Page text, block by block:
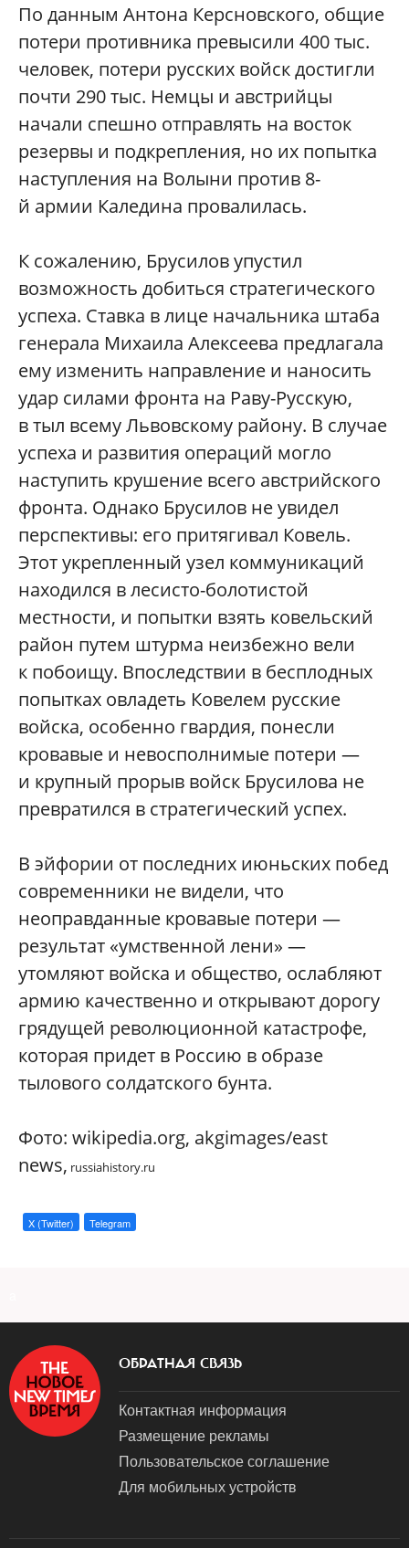
По данным Антона Керсновского, общие
потери противника превысили 400 тыс.
человек, потери русских войск достигли
почти 290 тыс. Немцы и австрийцы
начали спешно отправлять на восток
резервы и подкрепления, но их попытка
наступления на Волыни против 8-
й армии Каледина провалилась.
К сожалению, Брусилов упустил
возможность добиться стратегического
успеха. Ставка в лице начальника штаба
генерала Михаила Алексеева предлагала
ему изменить направление и наносить
удар силами фронта на Раву-Русскую,
в тыл всему Львовскому району. В случае
успеха и развития операций могло
наступить крушение всего австрийского
фронта. Однако Брусилов не увидел
перспективы: его притягивал Ковель.
Этот укрепленный узел коммуникаций
находился в лесисто-болотистой
местности, и попытки взять ковельский
район путем штурма неизбежно вели
к побоищу. Впоследствии в бесплодных
попытках овладеть Ковелем русские
войска, особенно гвардия, понесли
кровавые и невосполнимые потери —
и крупный прорыв войск Брусилова не
превратился в стратегический успех.
В эйфории от последних июньских побед
современники не видели, что
неоправданные кровавые потери —
результат «умственной лени» —
утомляют войска и общество, ослабляют
армию качественно и открывают дорогу
грядущей революционной катастрофе,
которая придет в Россию в образе
тылового солдатского бунта.
Фото: wikipedia.org, akgimages/east
news, russiahistory.ru
X (Twitter) Telegram
ОБРАТНАЯ СВЯЗЬ
Контактная информация
Размещение рекламы
Пользовательское соглашение
Для мобильных устройств